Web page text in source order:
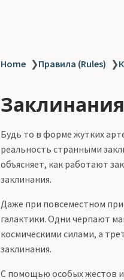
Home ❯Правила (Rules) ❯
Будь то в форме жутких
реальность странными
объясняет, как работают
заклинания.
Даже при повсеместном
галактики. Одни черпают
космическими силами, а
заклинания.
С помощью особых жестов